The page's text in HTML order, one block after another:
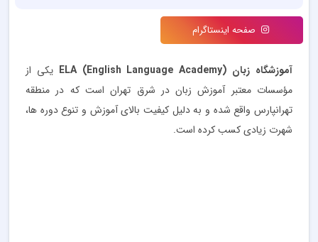
صفحه اینستاگرام
آموزشگاه زبان ELA (English Language Academy)
یکی از
مؤسسات معتبر آموزش زبان در شرق تهران است که در منطقه
تهرانپارس واقع شده و به دلیل کیفیت بالای آموزش و تنوع دوره ها،
شهرت زیادی کسب کرده است.